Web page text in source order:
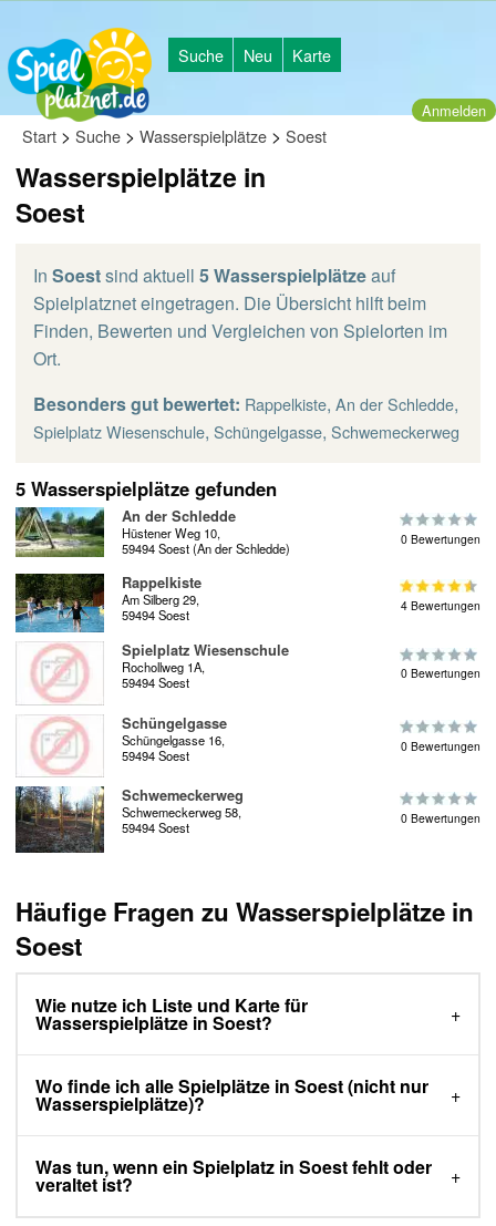
Suche Neu Karte
Anmelden
Start > Suche > Wasserspielplätze > Soest
Wasserspielplätze in
Soest
In Soestsind aktuell 5 Wasserspielplätzeauf
Spielplatznet eingetragen. Die Übersicht hilft beim
Finden, Bewerten und Vergleichen von Spielorten im
Ort.
Besonders gut bewertet: Rappelkiste, An der Schledde,
Spielplatz Wiesenschule, Schüngelgasse, Schwemeckerweg
5 Wasserspielplätze gefunden
An der Schledde
Hüstener Weg 10,
59494 Soest (An der Schledde)
0 Bewertungen
Rappelkiste
Am Silberg 29,
59494 Soest
4 Bewertungen
Spielplatz Wiesenschule
Rochollweg 1A,
59494 Soest
0 Bewertungen
Schüngelgasse
Schüngelgasse 16,
59494 Soest
0 Bewertungen
Schwemeckerweg
Schwemeckerweg 58,
59494 Soest
0 Bewertungen
Häufige Fragen zu Wasserspielplätze in
Soest
Wie nutze ich Liste und Karte für
Wasserspielplätze in Soest?
Wo finde ich alle Spielplätze in Soest (nicht nur
Wasserspielplätze)?
Was tun, wenn ein Spielplatz in Soest fehlt oder
veraltet ist?